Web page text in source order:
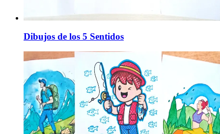
Dibujos de los 5 Sentidos